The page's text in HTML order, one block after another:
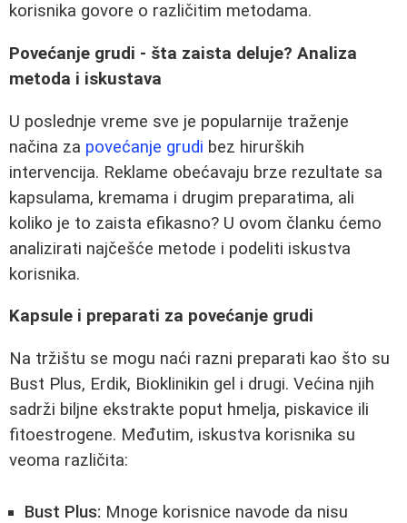
korisnika govore o različitim metodama.
Povećanje grudi - šta zaista deluje? Analiza
metoda i iskustava
U poslednje vreme sve je popularnije traženje
načina za povećanje grudi bez hirurških
intervencija. Reklame obećavaju brze rezultate sa
kapsulama, kremama i drugim preparatima, ali
koliko je to zaista efikasno? U ovom članku ćemo
analizirati najčešće metode i podeliti iskustva
korisnika.
Kapsule i preparati za povećanje grudi
Na tržištu se mogu naći razni preparati kao što su
Bust Plus, Erdik, Bioklinikin gel i drugi. Većina njih
sadrži biljne ekstrakte poput hmelja, piskavice ili
fitoestrogene. Međutim, iskustva korisnika su
veoma različita:
Bust Plus: Mnoge korisnice navode da nisu